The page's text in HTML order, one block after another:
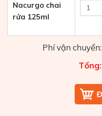
Nacurgo chai
rửa 125ml
Phí vận chuyển:
Tổng: